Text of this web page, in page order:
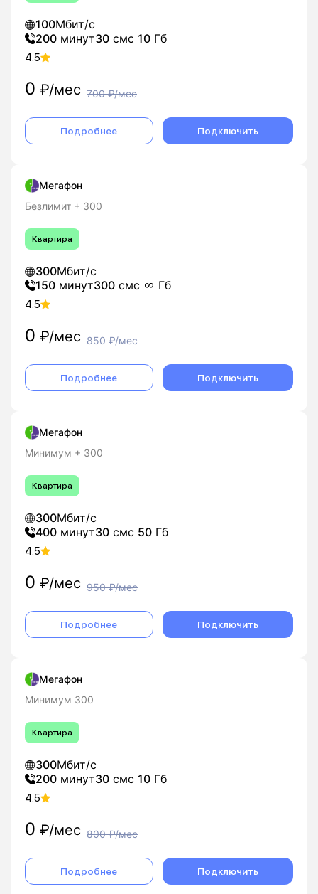
100Мбит/с
200 минут30 смс 10 Гб
4.5
0 ₽/мес 700₽/мес
Подробнее Подключить
Мегафон
Безлимит + 300
Квартира
300Мбит/с
150 минут300 смс Гб
4.5
0 ₽/мес 850₽/мес
Подробнее Подключить
Мегафон
Минимум + 300
Квартира
300Мбит/с
400 минут30 смс 50 Гб
4.5
0 ₽/мес 950₽/мес
Подробнее Подключить
Мегафон
Минимум 300
Квартира
300Мбит/с
200 минут30 смс 10 Гб
4.5
0 ₽/мес 800₽/мес
Подробнее Подключить